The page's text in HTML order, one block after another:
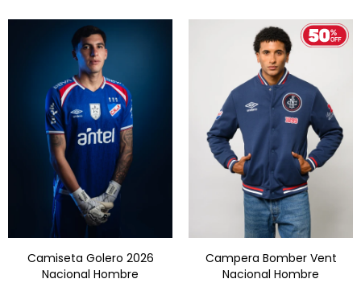
Camiseta Golero 2026
Nacional Hombre
Campera Bomber Vent
Nacional Hombre